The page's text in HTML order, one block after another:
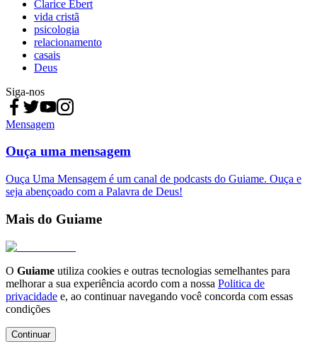
Clarice Ebert
vida cristã
psicologia
relacionamento
casais
Deus
Siga-nos
Mensagem
Ouça uma mensagem
Ouça Uma Mensagem é um canal de podcasts do Guiame. Ouça e
seja abençoado com a Palavra de Deus!
Mais do Guiame
O Guiame utiliza cookies e outras tecnologias semelhantes para
melhorar a sua experiência acordo com a nossa Politica de
privacidade e, ao continuar navegando você concorda com essas
condições
Continuar